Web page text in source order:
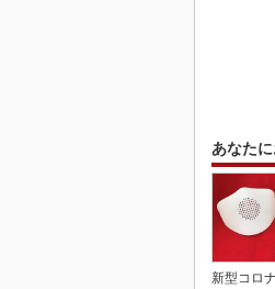
あなた
新型コロ